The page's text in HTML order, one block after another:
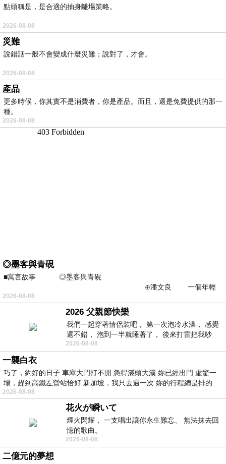
點頭稱是，是合適的抽身離場策略。
2026-08-08
災難
說錯話一般不會變成什麼災難；說對了，才會。
2026-08-08
產品
更多時候，你其實不是消費者，你是產品。而且，還是免費提供的那一
種。
2026-08-08
◎墨客與青硯
■寓言故事 ◎墨客與青硯
⊕潘文良 一個年輕
的墨客，在京城的古玩肆裡
2026-08-08
2026 父親節快樂
我們一起穿著情侶裝吧， 第一次泡冷水澡， 感覺
還不錯， 泡到一半就睡著了， 後來打雷把我吵
醒， 手
2026-08-08
一襲白衣
巧了，約好的日子 車庫大門打不開 急得滿頭大漢 妳已經出門 虛驚一
場，趕到高鐵左營站恰好 新加坡，我只去過一次 妳的行程總是排的
2026-08-08
花火が瞬いて
煙火閃耀， 一支唱出讓你永生難忘、 無法抹去回
憶的歌曲。
2026-08-08
二億元的夢想